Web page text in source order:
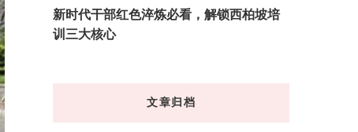
新时代干部红色淬炼必看，解锁西柏坡培
训三大核心
文章归档